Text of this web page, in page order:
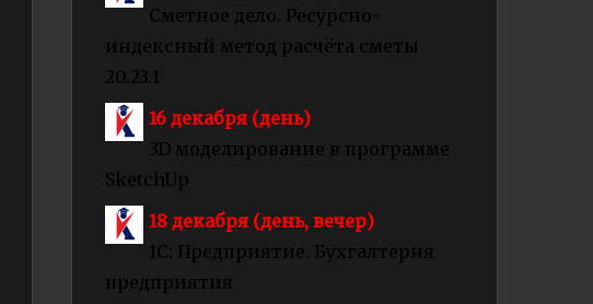
Сметное дело. Ресурсно-
индексный метод расчёта сметы
20.23.1
16 декабря (день)
3D моделирование в программе
SketchUp
18 декабря (день, вечер)
1С: Предприятие. Бухгалтерия
предприятия